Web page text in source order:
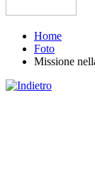
Home
Foto
Missione